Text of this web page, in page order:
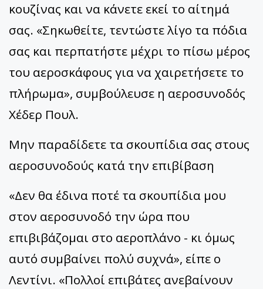
κουζίνας και να κάνετε εκεί το αίτημά
σας. «Σηκωθείτε, τεντώστε λίγο τα πόδια
σας και περπατήστε μέχρι το πίσω μέρος
του αεροσκάφους για να χαιρετήσετε το
πλήρωμα», συμβούλευσε η αεροσυνοδός
Χέδερ Πουλ.
Μην παραδίδετε τα σκουπίδια σας στους
αεροσυνοδούς κατά την επιβίβαση
«Δεν θα έδινα ποτέ τα σκουπίδια μου
στον αεροσυνοδό την ώρα που
επιβιβάζομαι στο αεροπλάνο - κι όμως
αυτό συμβαίνει πολύ συχνά», είπε ο
Λεντίνι. «Πολλοί επιβάτες ανεβαίνουν